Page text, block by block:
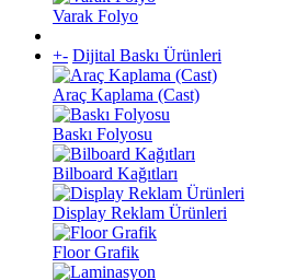
Varak Folyo
+- Dijital Baskı Ürünleri
Araç Kaplama (Cast)
Baskı Folyosu
Bilboard Kağıtları
Display Reklam Ürünleri
Floor Grafik